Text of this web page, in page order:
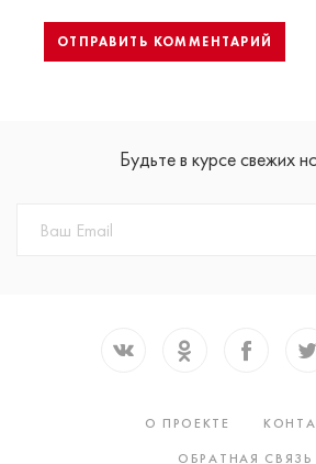
Будьте в курсе свежих
О ПРОЕКТЕ
ОБРАТНАЯ СВЯЗЬ